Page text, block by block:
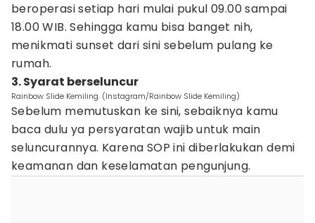
beroperasi setiap hari mulai pukul 09.00 sampai
18.00 WIB. Sehingga kamu bisa banget nih,
menikmati sunset dari sini sebelum pulang ke
rumah.
3. Syarat berseluncur
Rainbow Slide Kemiling. (Instagram/Rainbow Slide Kemiling)
Sebelum memutuskan ke sini, sebaiknya kamu
baca dulu ya persyaratan wajib untuk main
seluncurannya. Karena SOP ini diberlakukan demi
keamanan dan keselamatan pengunjung.